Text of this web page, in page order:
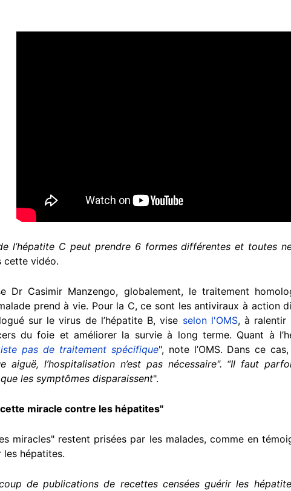
l’hépatite C peut prendre 6 formes différentes et toutes
cette vidéo.
Dr Casimir Manzengo, globalement, le traitement
prend à vie. Pour la C, ce sont les antiviraux à action
sur le virus de l’hépatite B, vise selon l'OMS, à ralentir
du foie et améliorer la survie à long terme. Quant à
pas de traitement spécifique", note l’OMS. Dans ce
aiguë, l’hospitalisation n’est pas nécessaire". “Il faut
les symptômes disparaissent".
miracle contre les hépatites"
miracles" restent prisées par les malades, comme en
les hépatites.
de publications de recettes censées guérir les